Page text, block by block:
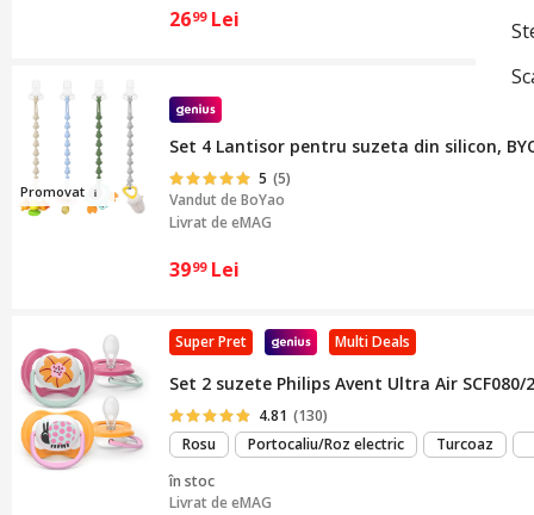
2699 Lei
Promovat
Set 4 Lantisor pentru suzeta din silicon,
5 (5)
Vandut deBoYao
Livrat de eMAG
3999 Lei
Multi Deals
Super Pret
Set 2 suzete Philips Avent Ultra Air
4.81 (130)
Rosu
Portocaliu/Roz electric
Turcoaz
în stoc
Livrat deeMAG